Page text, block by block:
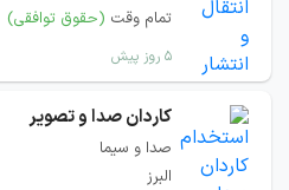
تمام وقت (حقوق توافقی)
۵ روز پیش
کاردان صدا و تصویر
صدا و سیما
البرز